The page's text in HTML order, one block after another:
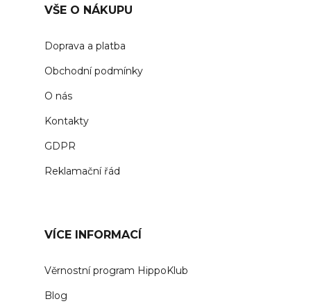
VŠE O NÁKUPU
Doprava a platba
Obchodní podmínky
O nás
Kontakty
GDPR
Reklamační řád
VÍCE INFORMACÍ
Věrnostní program HippoKlub
Blog